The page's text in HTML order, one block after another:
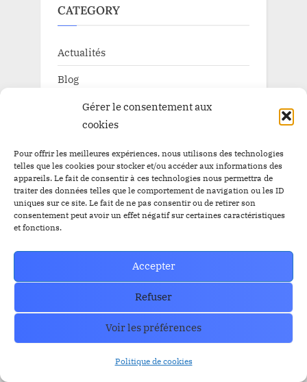
Gérer le consentement aux
cookies
Pour offrir les meilleures expériences, nous utilisons des technologies
telles que les cookies pour stocker et/ou accéder aux informations des
appareils. Le fait de consentir à ces technologies nous permettra de
traiter des données telles que le comportement de navigation ou les ID
uniques sur ce site. Le fait de ne pas consentir ou de retirer son
consentement peut avoir un effet négatif sur certaines caractéristiques
et fonctions.
Accepter
Refuser
Voir les préférences
Politique de cookies
CATEGORY
Actualités
Blog
Pépite à la une
Pépite à la une BitBankCoin
TAGS
Airdrops Altcoins
BitBankCoin
BitBankCoin Visa Card NFTs
bitcoin